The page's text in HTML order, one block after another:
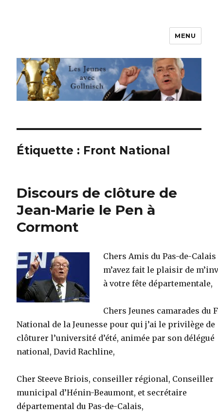
Les jeunes avec Gollnisch
MENU
Étiquette : Front National
Discours de clôture de
Jean-Marie le Pen à
Cormont
Chers Amis du Pas-de-
m’avez fait le plaisir de
à votre fête départementale,
Chers Jeunes camarades du
National de la Jeunesse pour qui j’ai le privilège de
clôturer l’université d’été, animée par son délégué
national, David Rachline,
Cher Steeve Briois, conseiller régional, Conseiller
municipal d’Hénin-Beaumont, et secrétaire
départemental du Pas-de-Calais,